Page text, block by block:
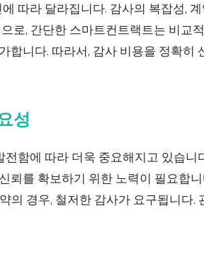
따라 달라집니다. 감사의 복잡성,
로, 간단한 스마트컨트랙트는 비교
합니다. 따라서, 감사 비용을 정확히
성
함에 따라 더욱 중요해지고 있습니
뢰를 확보하기 위한 노력이 필요합
의 경우, 철저한 감사가 요구됩니다.